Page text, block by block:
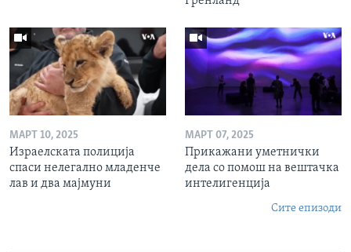
МАРТ 10, 2025
Израелската полиција
спаси нелегално младенче
лав и два мајмуни
МАРТ 07, 2025
Прикажани уметнички
дела со помош на вештачка
интелигенција
Сите епизоди